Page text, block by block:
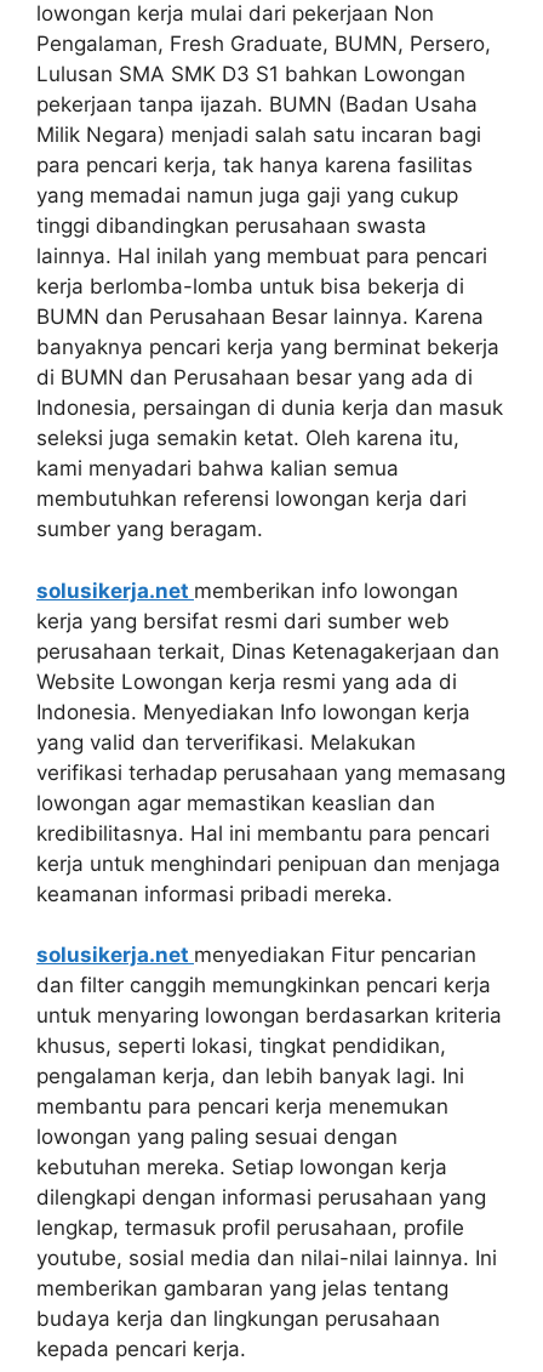
lowongan kerja mulai dari pekerjaan Non
Pengalaman, Fresh Graduate, BUMN, Persero,
Lulusan SMA SMK D3 S1 bahkan Lowongan
pekerjaan tanpa ijazah. BUMN (Badan Usaha
Milik Negara) menjadi salah satu incaran bagi
para pencari kerja, tak hanya karena fasilitas
yang memadai namun juga gaji yang cukup
tinggi dibandingkan perusahaan swasta
lainnya. Hal inilah yang membuat para pencari
kerja berlomba-lomba untuk bisa bekerja di
BUMN dan Perusahaan Besar lainnya. Karena
banyaknya pencari kerja yang berminat bekerja
di BUMN dan Perusahaan besar yang ada di
Indonesia, persaingan di dunia kerja dan masuk
seleksi juga semakin ketat. Oleh karena itu,
kami menyadari bahwa kalian semua
membutuhkan referensi lowongan kerja dari
sumber yang beragam.
solusikerja.net memberikan info lowongan
kerja yang bersifat resmi dari sumber web
perusahaan terkait, Dinas Ketenagakerjaan dan
Website Lowongan kerja resmi yang ada di
Indonesia. Menyediakan Info lowongan kerja
yang valid dan terverifikasi. Melakukan
verifikasi terhadap perusahaan yang memasang
lowongan agar memastikan keaslian dan
kredibilitasnya. Hal ini membantu para pencari
kerja untuk menghindari penipuan dan menjaga
keamanan informasi pribadi mereka.
solusikerja.net menyediakan Fitur pencarian
dan filter canggih memungkinkan pencari kerja
untuk menyaring lowongan berdasarkan kriteria
khusus, seperti lokasi, tingkat pendidikan,
pengalaman kerja, dan lebih banyak lagi. Ini
membantu para pencari kerja menemukan
lowongan yang paling sesuai dengan
kebutuhan mereka. Setiap lowongan kerja
dilengkapi dengan informasi perusahaan yang
lengkap, termasuk profil perusahaan, profile
youtube, sosial media dan nilai-nilai lainnya. Ini
memberikan gambaran yang jelas tentang
budaya kerja dan lingkungan perusahaan
kepada pencari kerja.